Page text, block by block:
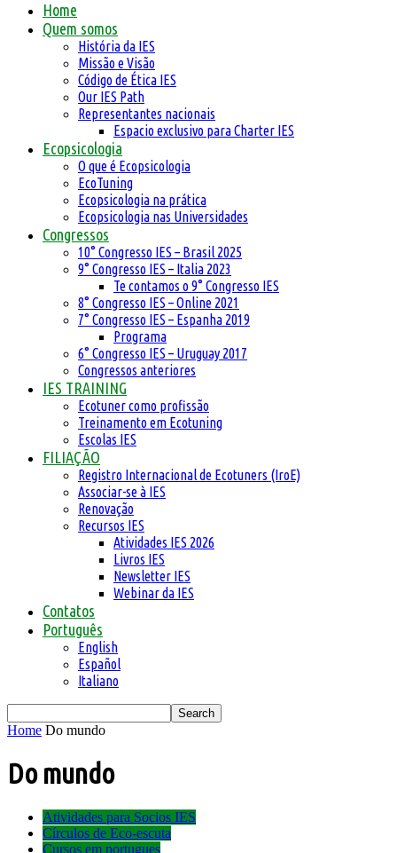
Home
Quem somos
História da IES
Missão e Visão
Código de Ética IES
Our IES Path
Representantes nacionais
Espacio exclusivo para Charter IES
Ecopsicologia
O que é Ecopsicologia
EcoTuning
Ecopsicologia na prática
Ecopsicologia nas Universidades
Congressos
10° Congresso IES – Brasil 2025
9° Congresso IES – Italia 2023
Te contamos o 9° Congresso IES
8° Congresso IES – Online 2021
7° Congresso IES – Espanha 2019
Programa
6° Congresso IES – Uruguay 2017
Congressos anteriores
IES TRAINING
Ecotuner como profissão
Treinamento em Ecotuning
Escolas IES
FILIAÇÃO
Registro Internacional de Ecotuners (IroE)
Associar-se à IES
Renovação
Recursos IES
Atividades IES 2026
Livros IES
Newsletter IES
Webinar da IES
Contatos
Português
English
Español
Italiano
Home Do mundo
Do mundo
Atividades para Socios IES
Círculos de Eco-escuta
Cursos em portugues